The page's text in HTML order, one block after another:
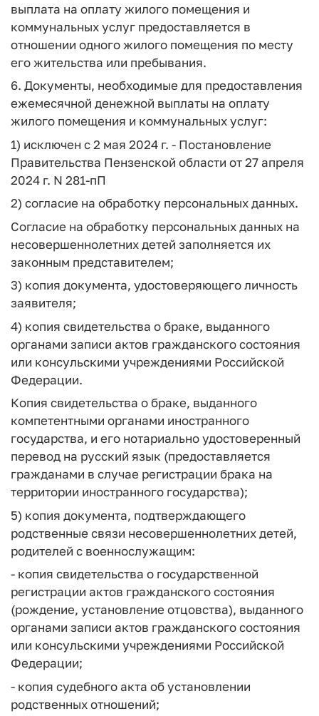
выплата на оплату жилого помещения и
коммунальных услуг предоставляется в
отношении одного жилого помещения по месту
его жительства или пребывания.
6. Документы, необходимые для предоставления
ежемесячной денежной выплаты на оплату
жилого помещения и коммунальных услуг:
1) исключен с 2 мая 2024 г. - Постановление
Правительства Пензенской области от 27 апреля
2024 г. N 281-пП
2) согласие на обработку персональных данных.
Согласие на обработку персональных данных на
несовершеннолетних детей заполняется их
законным представителем;
3) копия документа, удостоверяющего личность
заявителя;
4) копия свидетельства о браке, выданного
органами записи актов гражданского состояния
или консульскими учреждениями Российской
Федерации.
Копия свидетельства о браке, выданного
компетентными органами иностранного
государства, и его нотариально удостоверенный
перевод на русский язык (предоставляется
гражданами в случае регистрации брака на
территории иностранного государства);
5) копия документа, подтверждающего
родственные связи несовершеннолетних детей,
родителей с военнослужащим:
- копия свидетельства о государственной
регистрации актов гражданского состояния
(рождение, установление отцовства), выданного
органами записи актов гражданского состояния
или консульскими учреждениями Российской
Федерации;
- копия судебного акта об установлении
родственных отношений;